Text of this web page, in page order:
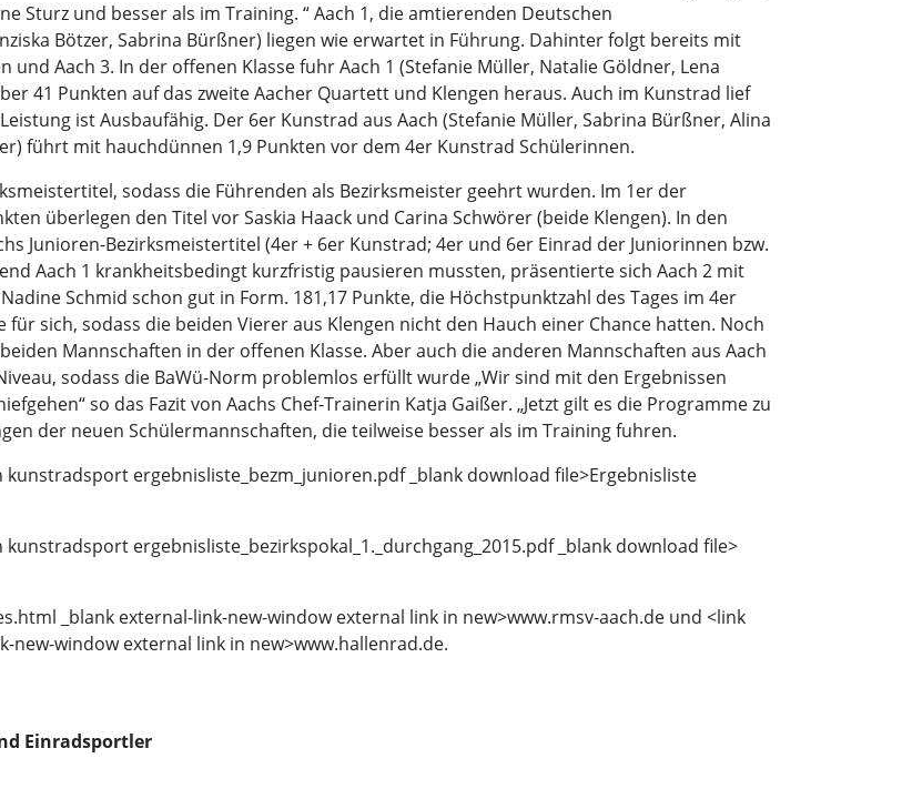
Sturz und besser als im Training. “ Aach 1, die amtierenden Deutschen
Bötzer, Sabrina Bürßner) liegen wie erwartet in Führung. Dahinter folgt bereits mit
und Aach 3. In der offenen Klasse fuhr Aach 1 (Stefanie Müller, Natalie Göldner, Lena
41 Punkten auf das zweite Aacher Quartett und Klengen heraus. Auch im Kunstrad lief
ist Ausbaufähig. Der 6er Kunstrad aus Aach (Stefanie Müller, Sabrina Bürßner, Alina
führt mit hauchdünnen 1,9 Punkten vor dem 4er Kunstrad Schülerinnen.
sodass die Führenden als Bezirksmeister geehrt wurden. Im 1er der
überlegen den Titel vor Saskia Haack und Carina Schwörer (beide Klengen). In den
Junioren-Bezirksmeistertitel (4er + 6er Kunstrad; 4er und 6er Einrad der Juniorinnen bzw.
Aach 1 krankheitsbedingt kurzfristig pausieren mussten, präsentierte sich Aach 2 mit
Schmid schon gut in Form. 181,17 Punkte, die Höchstpunktzahl des Tages im 4er
sich, sodass die beiden Vierer aus Klengen nicht den Hauch einer Chance hatten. Noch
Mannschaften in der offenen Klasse. Aber auch die anderen Mannschaften aus Aach
sodass die BaWü-Norm problemlos erfüllt wurde „Wir sind mit den Ergebnissen
so das Fazit von Aachs Chef-Trainerin Katja Gaißer. „Jetzt gilt es die Programme zu
der neuen Schülermannschaften, die teilweise besser als im Training fuhren.
ergebnisliste_bezm_junioren.pdf _blank download file>Ergebnisliste
ergebnisliste_bezirkspokal_1._durchgang_2015.pdf _blank download file>
_blank external-link-new-window external link in new>www.rmsv-aach.de und <link
new-window external link in new>www.hallenrad.de.
Einradsportler